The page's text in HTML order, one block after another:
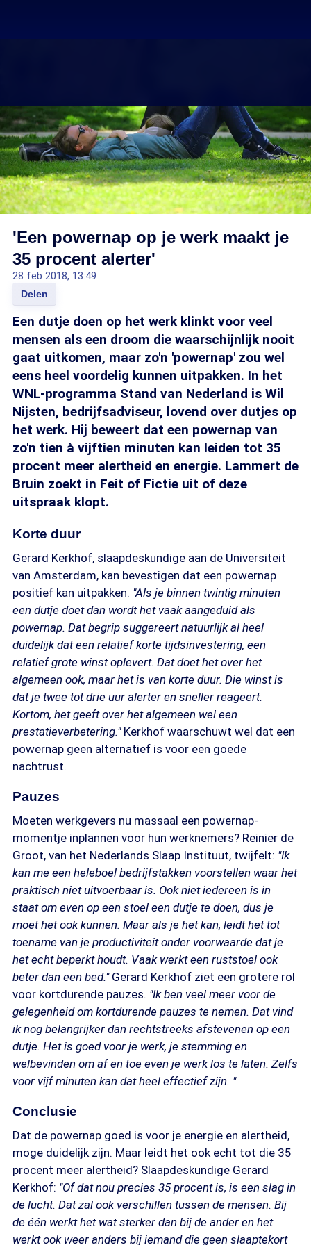
'Een powernap op je werk maakt je
35 procent alerter'
28 feb 2018, 13:49
Delen
Een dutje doen op het werk klinkt voor veel
mensen als een droom die waarschijnlijk nooit
gaat uitkomen, maar zo'n 'powernap' zou wel
eens heel voordelig kunnen uitpakken. In het
WNL-programma Stand van Nederland is Wil
Nijsten, bedrijfsadviseur, lovend over dutjes op
het werk. Hij beweert dat een powernap van
zo'n tien à vijftien minuten kan leiden tot 35
procent meer alertheid en energie. Lammert de
Bruin zoekt in Feit of Fictie uit of deze
uitspraak klopt.
Korte duur
Gerard Kerkhof, slaapdeskundige aan de Universiteit
van Amsterdam, kan bevestigen dat een powernap
positief kan uitpakken. "Als je binnen twintig minuten
een dutje doet dan wordt het vaak aangeduid als
powernap. Dat begrip suggereert natuurlijk al heel
duidelijk dat een relatief korte tijdsinvestering, een
relatief grote winst oplevert. Dat doet het over het
algemeen ook, maar het is van korte duur. Die winst is
dat je twee tot drie uur alerter en sneller reageert.
Kortom, het geeft over het algemeen wel een
prestatieverbetering." Kerkhof waarschuwt wel dat een
powernap geen alternatief is voor een goede
nachtrust.
Pauzes
Moeten werkgevers nu massaal een powernap-
momentje inplannen voor hun werknemers? Reinier de
Groot, van het Nederlands Slaap Instituut, twijfelt: "Ik
kan me een heleboel bedrijfstakken voorstellen waar het
praktisch niet uitvoerbaar is. Ook niet iedereen is in
staat om even op een stoel een dutje te doen, dus je
moet het ook kunnen. Maar als je het kan, leidt het tot
toename van je productiviteit onder voorwaarde dat je
het echt beperkt houdt. Vaak werkt een ruststoel ook
beter dan een bed." Gerard Kerkhof ziet een grotere rol
voor kortdurende pauzes. "Ik ben veel meer voor de
gelegenheid om kortdurende pauzes te nemen. Dat vind
ik nog belangrijker dan rechtstreeks afstevenen op een
dutje. Het is goed voor je werk, je stemming en
welbevinden om af en toe even je werk los te laten. Zelfs
voor vijf minuten kan dat heel effectief zijn. "
Conclusie
Dat de powernap goed is voor je energie en alertheid,
moge duidelijk zijn. Maar leidt het ook echt tot die 35
procent meer alertheid? Slaapdeskundige Gerard
Kerkhof: "Of dat nou precies 35 procent is, is een slag in
de lucht. Dat zal ook verschillen tussen de mensen. Bij
de één werkt het wat sterker dan bij de ander en het
werkt ook weer anders bij iemand die geen slaaptekort